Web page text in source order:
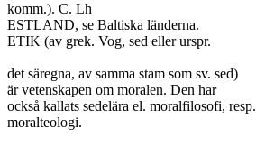
komm.). C. Lh
ESTLAND, se Baltiska länderna.
ETIK (av grek. Vog, sed eller urspr.
det säregna, av samma stam som sv. sed)
är vetenskapen om moralen. Den har
också kallats sedelära el. moralfilosofi, resp.
moralteologi.